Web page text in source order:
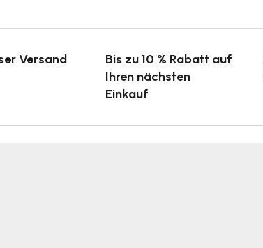
Versand
Bis zu 10 % Rabatt auf
Ihren nächsten
Einkauf